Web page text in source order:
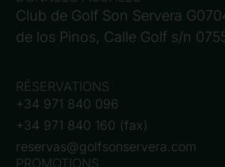
Club de Golf Son Servera
de los Pinos, Calle Golf s/n
RÉSERVATIONS
+34 971 840 096
+34 971 840 160 (fax)
reservas@golfsonservera.com
PROMOTIONS